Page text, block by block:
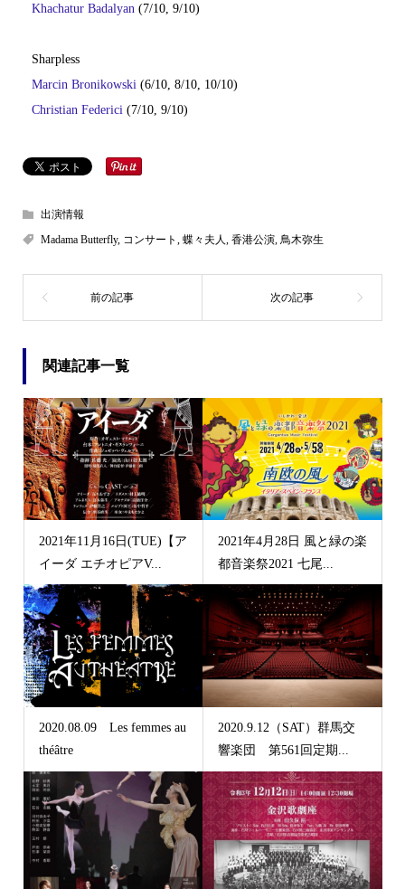
Khachatur Badalyan (7/10, 9/10)
Sharpless
Marcin Bronikowski (6/10, 8/10, 10/10)
Christian Federici (7/10, 9/10)
出演情報
Madama Butterfly, コンサート 蝶々夫人 香港公演, 鳥木弥生
関連記事一覧
2021年11月16日(TUE)【ア
イーダ エチオピアV...
2021年4月28日 風と緑の楽
都音楽祭2021 七尾...
2020.08.09 Les femmes au
théâtre
2020.9.12（SAT）群馬交
響楽団 第561回定期...